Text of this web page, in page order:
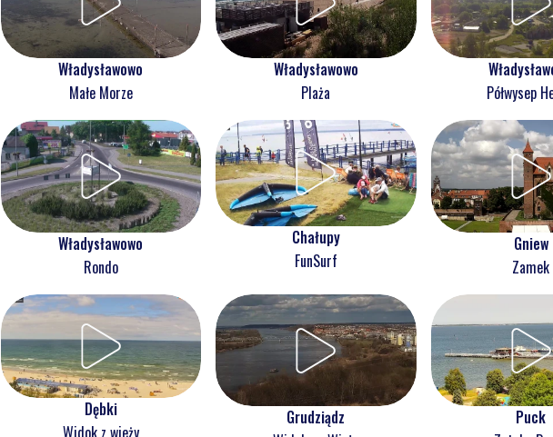
Władysławowo
Małe Morze
Władysławowo
Plaża
Półwysep
Władysławowo
Rondo
Chałupy
FunSurf
Gniew
Zamek
Dębki
Widok z wieży
Grudziądz
Puck